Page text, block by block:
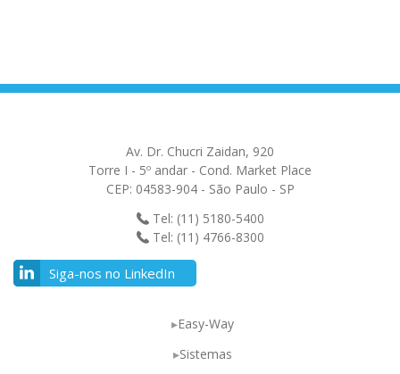
Av. Dr. Chucri Zaidan, 920
Torre I - 5º andar - Cond. Market Place
CEP: 04583-904 - São Paulo - SP
Tel: (11) 5180-5400
Tel: (11) 4766-8300
Siga-nos no LinkedIn
Easy-Way
Sistemas